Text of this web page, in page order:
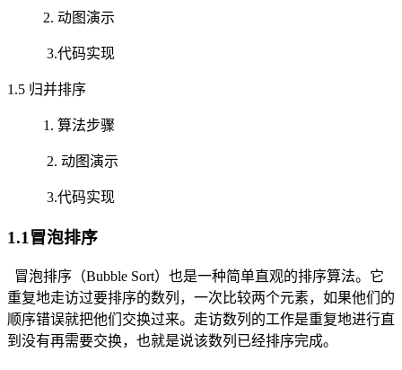
2. 动图演示
3.代码实现
1.5 归并排序
1. 算法步骤
2. 动图演示
3.代码实现
1.1冒泡排序
冒泡排序（Bubble Sort）也是一种简单直观的排序算法。它
重复地走访过要排序的数列，一次比较两个元素，如果他们的
顺序错误就把他们交换过来。走访数列的工作是重复地进行直
到没有再需要交换，也就是说该数列已经排序完成。